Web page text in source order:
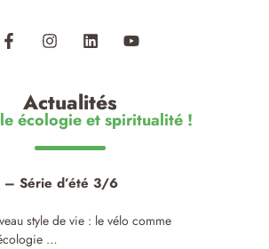
Actualités
écologie et spiritualité !
– Série d’été 3/6
style de vie : le vélo comme
…